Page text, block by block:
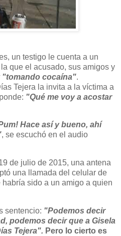
un testigo le cuenta a un
que el acusado, sus amigos y
"tomando cocaína".
Tejera la invita a la víctima a
"Qué me voy a acostar
Hace así y bueno, ahí
, se escuchó en el audio
de julio de 2015, una antena
una llamada del celular de
sido a un amigo a quien
sentencio: "Podemos decir
podemos decir que a Gisela
Tejera". Pero lo cierto es